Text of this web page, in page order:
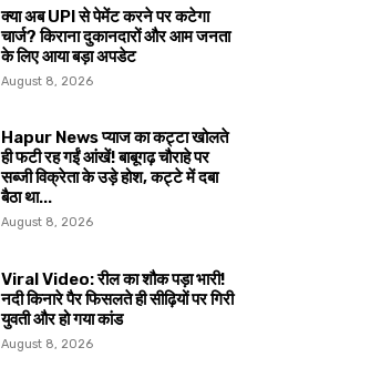
क्या अब UPI से पेमेंट करने पर कटेगा
चार्ज? किराना दुकानदारों और आम जनता
के लिए आया बड़ा अपडेट
August 8, 2026
Hapur News प्याज का कट्टा खोलते
ही फटी रह गईं आंखें! बाबूगढ़ चौराहे पर
सब्जी विक्रेता के उड़े होश, कट्टे में दबा
बैठा था...
August 8, 2026
Viral Video: रील का शौक पड़ा भारी!
नदी किनारे पैर फिसलते ही सीढ़ियों पर गिरी
युवती और हो गया कांड
August 8, 2026